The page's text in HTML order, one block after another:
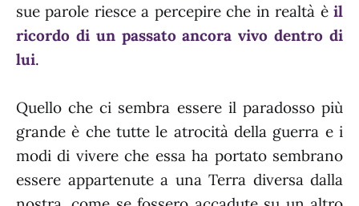
sue parole riesce a percepire che in realtà è il
ricordo di un passato ancora vivo dentro di
lui.
Quello che ci sembra essere il paradosso più
grande è che tutte le atrocità della guerra e i
modi di vivere che essa ha portato sembrano
essere appartenute a una Terra diversa dalla